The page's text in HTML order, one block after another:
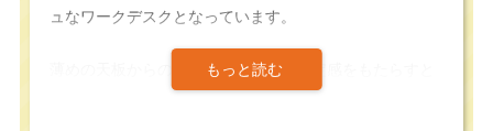
ュなワークデスクとなっています。
薄めの天板からのびる太めの脚部が安定感をもたらすと
共に、ブラック基調にマッチする武骨なデザインとなり